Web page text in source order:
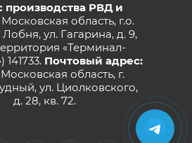
производства РВД и
Московская область, г.о.
ул. Гагарина, д. 9,
«Терминал-
Почтовый адрес:
Московская область, г.
ул. Циолковского,
д. 28, кв. 72.